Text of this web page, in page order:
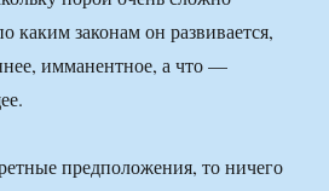
каким законам он развивается,
имманентное, а что —
предположения, то ничего